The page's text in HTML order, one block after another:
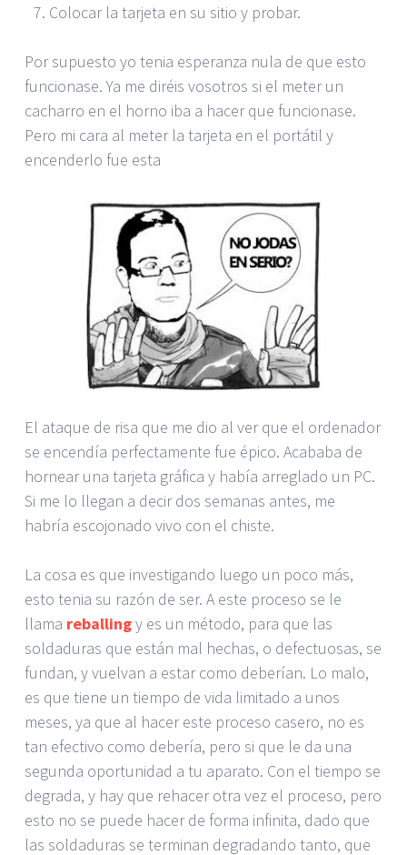
Colocar la tarjeta en su sitio y probar.
Por supuesto yo tenia esperanza nula de que esto
funcionase. Ya me diréis vosotros si el meter un
cacharro en el horno iba a hacer que funcionase.
Pero mi cara al meter la tarjeta en el portátil y
encenderlo fue esta
El ataque de risa que me dio al ver que el ordenador
se encendía perfectamente fue épico. Acababa de
hornear una tarjeta gráfica y había arreglado un PC.
Si me lo llegan a decir dos semanas antes, me
habría escojonado vivo con el chiste.
La cosa es que investigando luego un poco más,
esto tenia su razón de ser. A este proceso se le
llama reballingy es un método, para que las
soldaduras que están mal hechas, o defectuosas, se
fundan, y vuelvan a estar como deberían. Lo malo,
es que tiene un tiempo de vida limitado a unos
meses, ya que al hacer este proceso casero, no es
tan efectivo como debería, pero si que le da una
segunda oportunidad a tu aparato. Con el tiempo se
degrada, y hay que rehacer otra vez el proceso, pero
esto no se puede hacer de forma infinita, dado que
las soldaduras se terminan degradando tanto, que